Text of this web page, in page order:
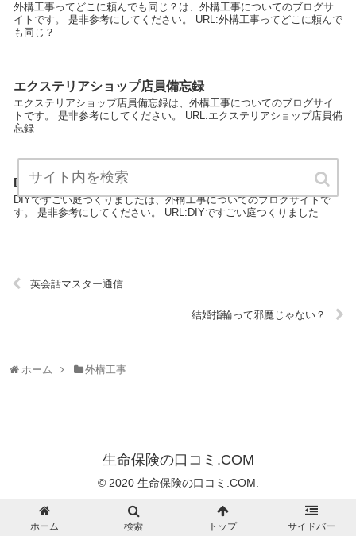
外構工事ってどこに頼んでも同じ？は、外構工事についてのブログサ
イトです。 是非参考にしてください。 URL:外構工事ってどこに頼んで
も同じ？
エクステリアショップ店員備忘録
エクステリアショップ店員備忘録は、外構工事についてのブログサイ
トです。 是非参考にしてください。 URL:エクステリアショップ店員備
忘録
DIYですごい庭つくりました
DIYですごい庭つくりましたは、外構工事についてのブログサイトで
す。 是非参考にしてください。 URL:DIYですごい庭つくりました
英会話マスター通信
結婚指輪って邪魔じゃない？
ホーム 外構工事
生命保険の口コミ.COM
© 2020 生命保険の口コミ.COM.
ホーム 検索 トップ サイドバー